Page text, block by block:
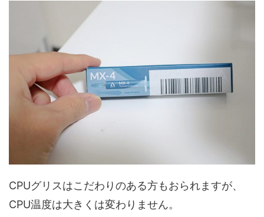
CPUグリスはこだわりのある方もおられますが、
CPU温度は大きくは変わりません。